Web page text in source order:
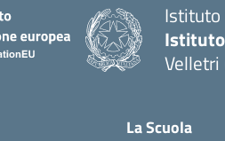
Istituto
Velletri
La Scuola